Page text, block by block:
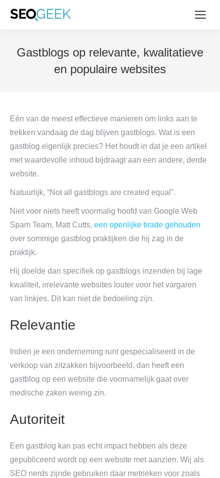
Gastblogs op relevante, kwalitatieve
en populaire websites
Eén van de meest effectieve manieren om links aan te
trekken vandaag de dag blijven gastblogs. Wat is een
gastblog eigenlijk precies? Het houdt in dat je een artikel
met waardevolle inhoud bijdraagt aan een andere, derde
website.
Natuurlijk, “Not all gastblogs are created equal”.
Niet voor niets heeft voormalig hoofd van Google Web
Spam Team, Matt Cutts, een openlijke tirade gehouden
over sommige gastblog praktijken die hij zag in de
praktijk.
Hij doelde dan specifiek op gastblogs inzenden bij lage
kwaliteit, irrelevante websites louter voor het vargaren
van linkjes. Dit kan niet de bedoeling zijn.
Relevantie
Indien je een onderneming runt gespecialiseerd in de
verkoop van zitzakken bijvoorbeeld, dan heeft een
gastblog op een website die voornamelijk gaat over
medische zaken weinig zin.
Autoriteit
Een gastblog kan pas echt impact hebben als deze
gepubliceerd wordt op een website met aanzien. Wij als
SEO nerds zijnde gebruiken daar metrieken voor zoals